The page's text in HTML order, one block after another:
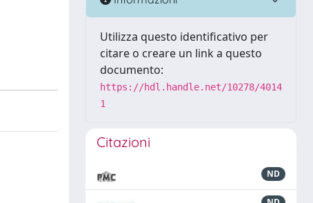
Utilizza questo identificativo per
citare o creare un link a questo
documento:
https://hdl.handle.net/10278/4014
1
Citazioni
ND